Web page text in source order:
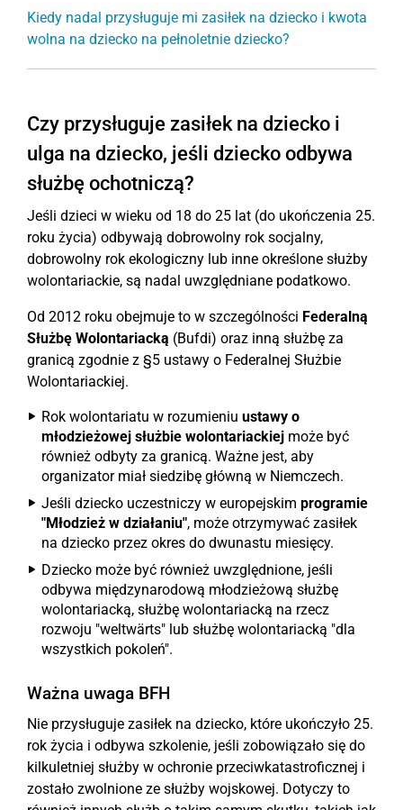
Kiedy nadal przysługuje mi zasiłek na dziecko i kwota
wolna na dziecko na pełnoletnie dziecko?
Czy przysługuje zasiłek na dziecko i
ulga na dziecko, jeśli dziecko odbywa
służbę ochotniczą?
Jeśli dzieci w wieku od 18 do 25 lat (do ukończenia 25.
roku życia) odbywają dobrowolny rok socjalny,
dobrowolny rok ekologiczny lub inne określone służby
wolontariackie, są nadal uwzględniane podatkowo.
Od 2012 roku obejmuje to w szczególności Federalną
Służbę Wolontariacką (Bufdi) oraz inną służbę za
granicą zgodnie z §5 ustawy o Federalnej Służbie
Wolontariackiej.
Rok wolontariatu w rozumieniu ustawy o
młodzieżowej służbie wolontariackiej może być
również odbyty za granicą. Ważne jest, aby
organizator miał siedzibę główną w Niemczech.
Jeśli dziecko uczestniczy w europejskim programie
"Młodzież w działaniu", może otrzymywać zasiłek
na dziecko przez okres do dwunastu miesięcy.
Dziecko może być również uwzględnione, jeśli
odbywa międzynarodową młodzieżową służbę
wolontariacką, służbę wolontariacką na rzecz
rozwoju "weltwärts" lub służbę wolontariacką "dla
wszystkich pokoleń".
Ważna uwaga BFH
Nie przysługuje zasiłek na dziecko, które ukończyło 25.
rok życia i odbywa szkolenie, jeśli zobowiązało się do
kilkuletniej służby w ochronie przeciwkatastroficznej i
zostało zwolnione ze służby wojskowej. Dotyczy to